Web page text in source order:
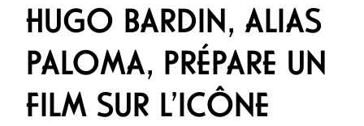
HUGO BARDIN, ALIAS
PALOMA, PRÉPARE UN
FILM SUR L’ICÔNE